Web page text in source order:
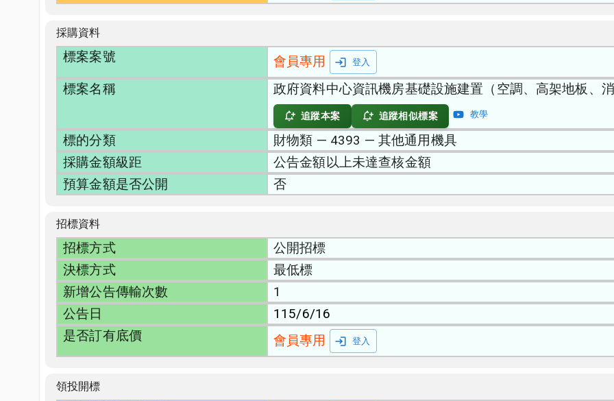
採購資料
標案案號 會員專用 登入
標案名稱 政府資料中心資訊機房基礎設施建置（空調、高架地板、
追蹤本案 追蹤相似標案 教學
標的分類
財物類 — 4393 — 其他通用機具
採購金額級距
公告金額以上未達查核金額
預算金額是否公開
否
招標資料
招標方式
公開招標
決標方式
最低標
新增公告傳輸次數
1
公告日
115/6/16
是否訂有底價
會員專用 登入
領投開標